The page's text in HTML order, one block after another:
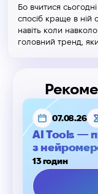
Бо вчитися
спосіб краще в ній
навіть коли
головний тренд,
07.08.26
AI Tools —
з
13 годин